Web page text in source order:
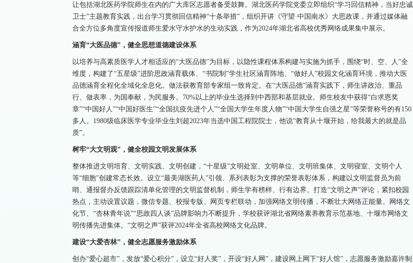
让包括湖北医药学院师生在内的广大库区志愿者备受鼓舞。湖北医药学院党委立即组织“学习回信精神，当好忠诚
卫士”主题教育实践，出台学习贯彻回信精神“十条举措”，组织开讲《守望·中国南水》大思政课，并通过媒体融
合全方位多角度宣传报道师生爱水守水护水的生动实践，作为2024年湖北省高校优秀网络成果集中展示。
涵育“大医品德”，健全思想道德建设体系
以培养与高素质医学人才相适应的“大医品德”为目标，以隐性课程体系构建与实施为抓手，围绕“时、空、人”全
维度，构建了“五星级”进阶思政涵育载体、“书院制”学生社区涵育阵地、“做好人”校园文化涵育环境，推动大医
品德涵育全程化全域化全息化。做法获教育部专家组一致肯定。在“大医品德”涵育实践下，师生讲政治、重品
行、做表率，为国奉献，为民服务。70%以上的毕业生选择到中西部和基层就业。师生校友中获得“白求恩奖
章”“中国好人”“中国好医生”“全国抗疫先进个人”“全国大学生年度人物”“中国大学生自强之星”等荣誉称号的有150
多人。1980级临床医学专业毕业生刘超2023年当选中国工程院院士，他说“教育从十堰开始，给我最大的就是品
质”。
树牢“大文明观”，健全校园文明发展体系
整体推进文明培育、文明实践、文明创建，“十星级”文明处室、文明单位、文明班集体、文明寝室、文明个人
等“细胞”创建常态长效。设立“最美湖医药人”引领、系列表彰为支撑的荣誉表彰体系，构建以文明监督员为前
哨、通报督办反馈跟踪清单化管理的文明监督机制，师生学有榜样、行有边界。打造“文明之声”评论，紧扣校园
热点，主动设置议题，微信专题、校报专版、网页专栏联动，加强网络文明传播，不断壮大网络正能量。网络文
化节、“杏林青年说”“思政四人谈”品牌影响力不断提升，学校获评湖北省网络素养教育示范基地、十堰市网络文
明传播先进集体。“文明之声”获评2024年全省高校网络文化品牌。
建设“大爱杏林”，健全志愿服务激励体系
创办“爱心超市”，发放“爱心积分”，设立“好人奖”，开设“好人网”，建设网上网下“好人馆”，志愿服务激励嘉许制